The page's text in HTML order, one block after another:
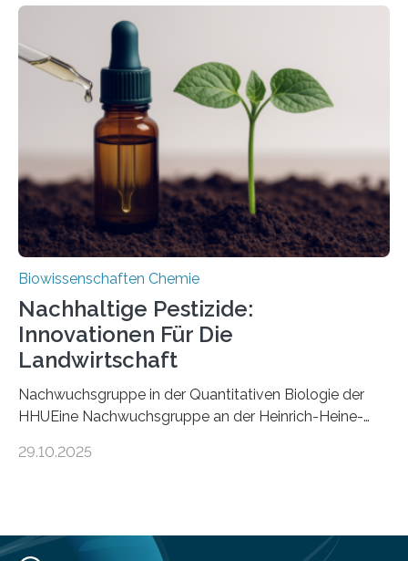
Region Kachin in Myanmar und hat sich in
ausgezeichnetem Zustand erhalten. Es konnte als neue
Art einer neuen Gattung beschrieben werden und trägt
nun den Namen Cretosabethes primaevus. Dieser erste
fossile Nachweis einer Stechmückenlarve in Bernstein
stellt gleichzeitig den ersten Fossilfund einer
Mückenlarve aus dem Mesozoikum dar, denn…
Biowissenschaften Chemie
Nachhaltige Pestizide:
Innovationen Für Die
Landwirtschaft
Nachwuchsgruppe in der Quantitativen Biologie der
HHUEine Nachwuchsgruppe an der Heinrich-Heine-
fünf Jahren erforschen, wie Bakterien auf
Insektenblume. Das Bundesministerium für Forschung,
29.10.2025